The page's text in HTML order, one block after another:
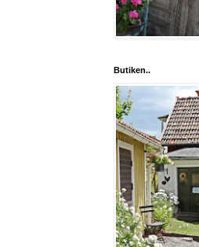
Butiken..